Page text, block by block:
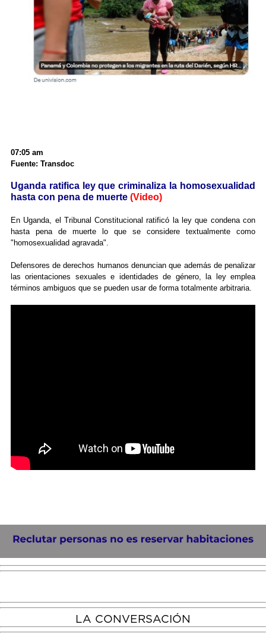
07:05 am
Fuente: Transdoc
Uganda ratifica ley que criminaliza la homosexualidad
hasta con pena de muerte (Video)
En Uganda, el Tribunal Constitucional ratificó la ley que condena con
hasta pena de muerte lo que se considere textualmente como
"homosexualidad agravada".
Defensores de derechos humanos denuncian que además de penalizar
las orientaciones sexuales e identidades de género, la ley emplea
términos ambiguos que se pueden usar de forma totalmente arbitraria.
LA CONVERSACIÓN